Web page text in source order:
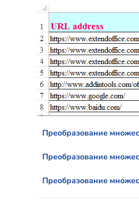
Преобразование
Преобразование
Преобразование